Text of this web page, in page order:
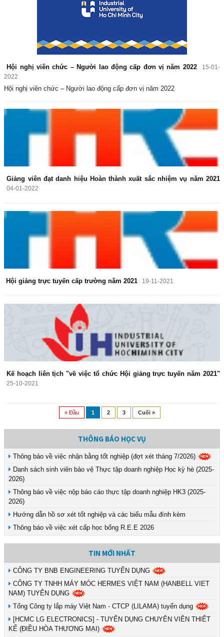
Hội nghị viên chức – Người lao động cấp đơn vị năm 2022
15-01-
2022
Hội nghị viên chức – Người lao động cấp đơn vị năm 2022
Giảng viên đạt danh hiệu Hoàn thành xuất sắc nhiệm vụ năm 2021
04-01-2022
Hội giảng trực tuyến cấp trường năm 2021 19-11-2021
Kế hoạch liên tịch "về việc tổ chức Hội giảng trực tuyến năm 2021"
25-10-2021
« Đầu 1 2 3 Cuối »
THÔNG BÁO HỌC VỤ
Thông báo về việc nhận bằng tốt nghiệp (đợt xét tháng 7/2026)
Danh sách sinh viên bảo vệ Thực tập doanh nghiệp Học kỳ hè (2025-
2026)
Thông báo về việc nộp báo cáo thực tập doanh nghiệp HK3 (2025-
2026)
Hướng dẫn hồ sơ xét tốt nghiệp và các biểu mẫu đính kèm
Thông báo về việc xét cấp học bổng R.E.E 2026
TIN MỚI NHẤT
CÔNG TY BNB ENGINEERING TUYỂN DỤNG
CÔNG TY TNHH MÁY MÓC HERMES VIỆT NAM (HANBELL VIET
NAM) TUYỂN DỤNG
Tổng Công ty lắp máy Việt Nam - CTCP (LILAMA) tuyển dụng
[HCMC LG ELECTRONICS] - TUYỂN DỤNG CHUYÊN VIÊN THIẾT
KẾ (ĐIỀU HÒA THƯƠNG MẠI)